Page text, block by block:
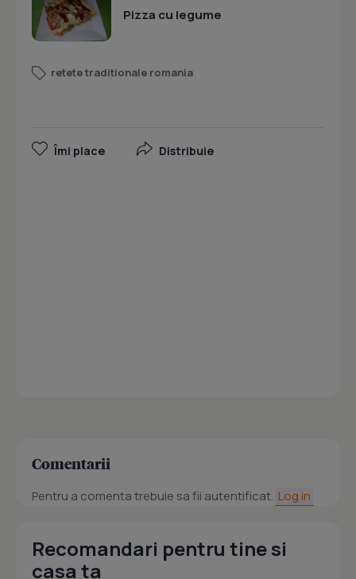
Pizza cu legume
retete traditionale romania
Îmi place Distribuie
Comentarii
Pentru a comenta trebuie sa fii autentificat. Log in
Recomandari pentru tine si
casa ta